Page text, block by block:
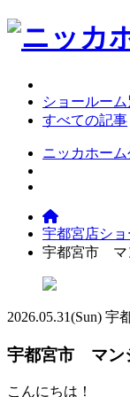
ショールー
すべての記事
ニッカホーム
宇都宮店ショ
宇都宮市 マ
2026.05.31(Sun) 宇
宇都宮市 マン
こんにちは！